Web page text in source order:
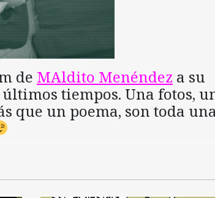
de MAldito Menéndez a su
tiempos. Una fotos,
que un poema, son toda